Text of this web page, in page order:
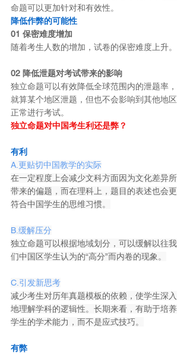
命题可以更加针对和有效性。
降低作弊的可能性
01 保密难度增加
随着考生人数的增加，试卷的保密难度上升。
02 降低泄题对考试带来的影响
独立命题可以有效降低全球范围内的泄题率，
就算某个地区泄题，但也不会影响到其他地区
正常进行考试。
独立命题对中国考生利还是弊？
有利
A.更贴切中国教学的实际
在一定程度上会减少文科方面因为文化差异所
带来的偏题，而在理科上，题目的表述也会更
符合中国学生的思维习惯。
B.缓解压分
独立命题可以根据地域划分，可以缓解以往我
们中国区学生认为的“高分”而内卷的现象。
C.引发新思考
减少考生对历年真题模板的依赖，使学生深入
地理解学科的逻辑性。长期来看，有助于培养
学生的学术能力，而不是应式技巧。
有弊